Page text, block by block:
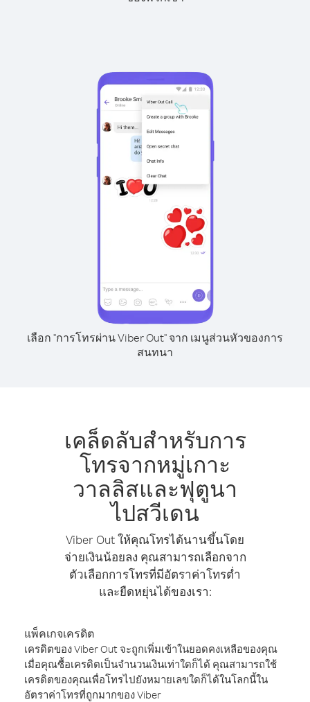
เลือก "การโทรผ่าน Viber Out" จาก เมนูส่วนหัวของการ
สนทนา
เคล็ดลับสำหรับการ
โทรจากหมู่เกาะ
วาลลิสและฟุตูนา
ไปสวีเดน
Viber Out ให้คุณโทรได้นานขึ้นโดย
จ่ายเงินน้อยลง คุณสามารถเลือกจาก
ตัวเลือกการโทรที่มีอัตราค่าโทรต่ำ
และยืดหยุ่นได้ของเรา:
แพ็คเกจเครดิต
เครดิตของ Viber Out จะถูกเพิ่มเข้าในยอดคงเหลือของคุณ
เมื่อคุณซื้อเครดิตเป็นจำนวนเงินเท่าใดก็ได้ คุณสามารถใช้
เครดิตของคุณเพื่อโทรไปยังหมายเลขใดก็ได้ในโลกนี้ใน
อัตราค่าโทรที่ถูกมากของ Viber